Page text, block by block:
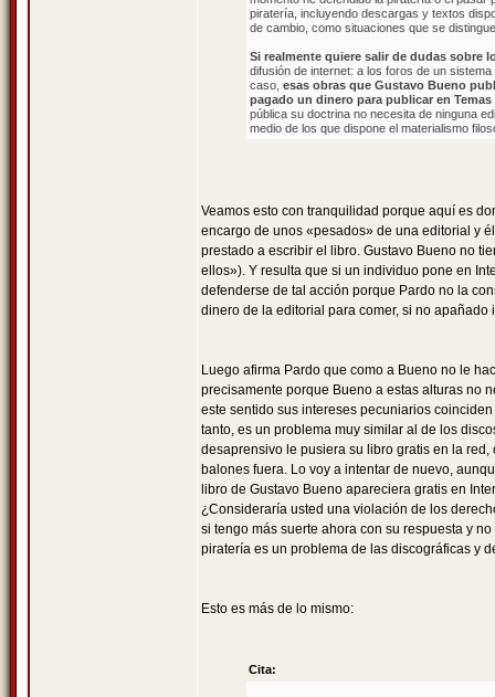
piratería, incluyendo descargas y textos
de cambio, como situaciones que se
Si realmente quiere salir de dudas sobre
difusión de internet: a los foros de un
caso, esas obras que Gustavo Bueno
pagado un dinero para publicar en Temas
pública su doctrina no necesita de ninguna
medio de los que dispone el materialismo
Veamos esto con tranquilidad porque aquí es
encargo de unos «pesados» de una editorial y
prestado a escribir el libro. Gustavo Bueno no
ellos»). Y resulta que si un individuo pone en
defenderse de tal acción porque Pardo no la
dinero de la editorial para comer, si no apañado
Luego afirma Pardo que como a Bueno no le
precisamente porque Bueno a estas alturas no
este sentido sus intereses pecuniarios
tanto, es un problema muy similar al de los
desaprensivo le pusiera su libro gratis en la
balones fuera. Lo voy a intentar de nuevo,
libro de Gustavo Bueno apareciera gratis en
¿Consideraría usted una violación de los
si tengo más suerte ahora con su respuesta y
piratería es un problema de las discográficas y
Esto es más de lo mismo:
Cita: